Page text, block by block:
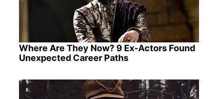
Where Are They Now? 9 Ex-Actors Found
Unexpected Career Paths